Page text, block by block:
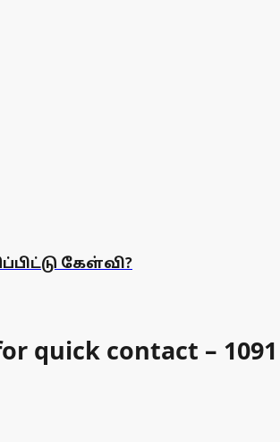
கேள்வி?
quick contact – 1091